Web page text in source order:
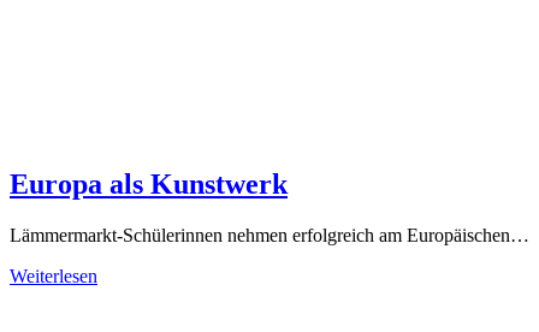
Europa als Kunstwerk
Lämmermarkt-Schülerinnen nehmen erfolgreich am Europäischen…
Weiterlesen